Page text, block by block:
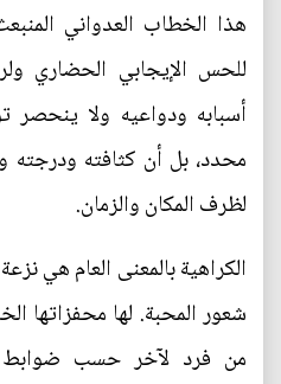
هذا الخطاب العدواني
للحس الإيجابي الحضاري
أسبابه ودواعيه ولا
محدد، بل أن كثافته ودرجته
لظرف المكان والزمان.
الكراهية بالمعنى العام هي
شعور المحبة. لها محفزاتها
من فرد لآخر حسب ضوابط